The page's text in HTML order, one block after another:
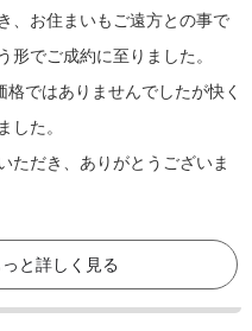
、お住まいもご遠方との事で
形でご成約に至りました。
ではありませんでしたが快く
した。
ただき、ありがとうございま
と詳しく見る